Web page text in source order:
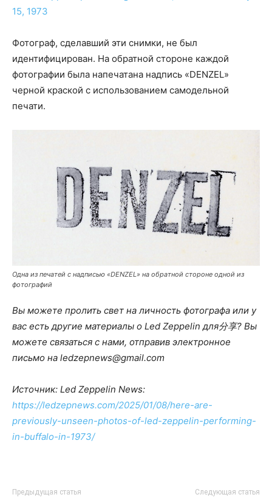
Фотограф, сделавший эти снимки, не был
идентифицирован. На обратной стороне каждой
фотографии была напечатана надпись «DENZEL»
черной краской с использованием самодельной
печати.
Одна из печатей с надписью «DENZEL» на обратной стороне одной из
фотографий
Вы можете пролить свет на личность фотографа или у
вас есть другие материалы о Led Zeppelin для分享? Вы
можете связаться с нами, отправив электронное
письмо на ledzepnews@gmail.com
Источник: Led Zeppelin News:
https://ledzepnews.com/2025/01/08/here-are-
previously-unseen-photos-of-led-zeppelin-performing-
in-buffalo-in-1973/
Предыдущая статья Следующая статья